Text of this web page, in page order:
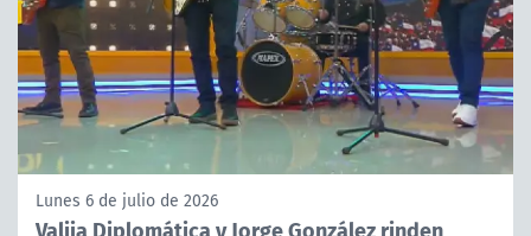
Lunes 6 de julio de 2026
Valija Diplomática y Jorge González rinden